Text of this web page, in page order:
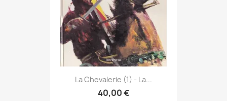
La Chevalerie (1) - La...
40,00 €